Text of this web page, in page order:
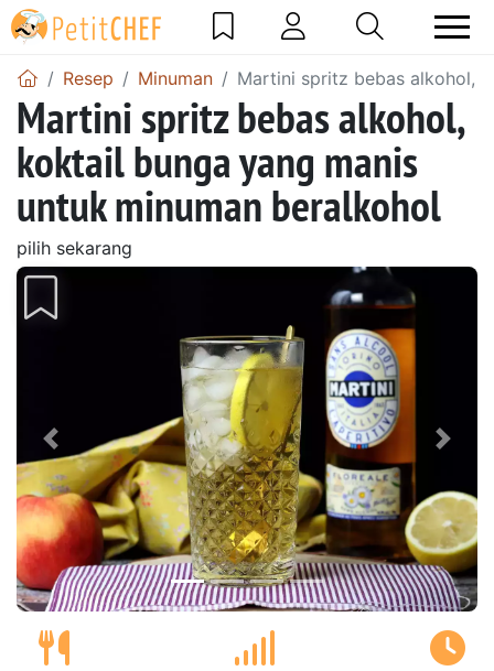
Resep Minuman Martini spritz bebas alkohol,
Martini spritz bebas alkohol,
koktail bunga yang manis
untuk minuman beralkohol
pilih sekarang
Sebelumnya